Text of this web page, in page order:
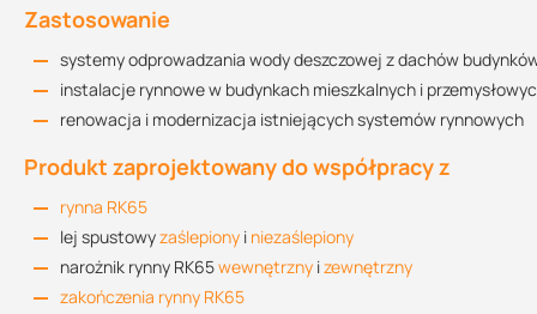
Zastosowanie
systemy odprowadzania wody deszczowej z dachów
instalacje rynnowe w budynkach mieszkalnych i
renowacja i modernizacja istniejących systemów rynnowych
Produkt zaprojektowany do współpracy z
rynna RK65
lej spustowyzaślepiony i niezaślepiony
narożnik rynny RK65wewnętrzny izewnętrzny
zakończenia rynny RK65